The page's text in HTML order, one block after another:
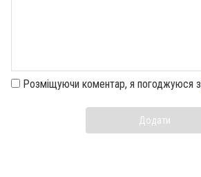
Розміщуючи коментар, я погоджуюся з
Додати